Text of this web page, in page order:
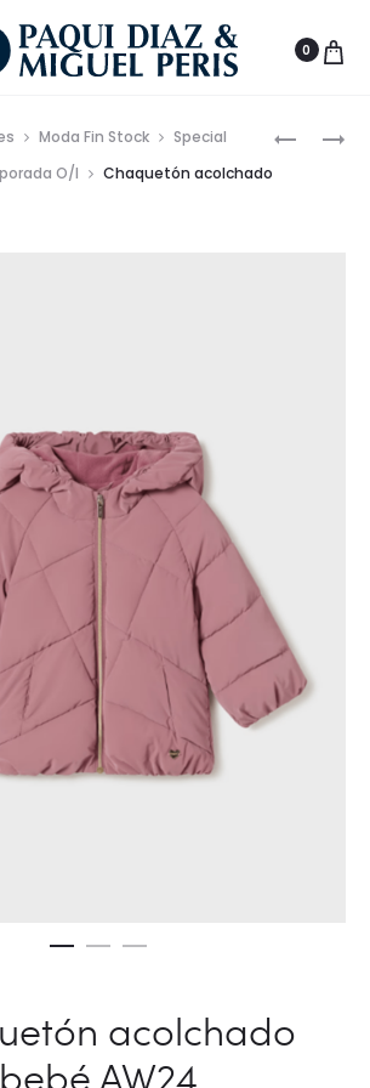
0
Moda Fin Stock
Special
O/I
Chaquetón acolchado
acolchado
bebé AW24